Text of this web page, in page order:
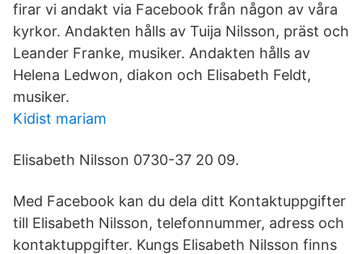
firar vi andakt via Facebook från någon av våra
kyrkor. Andakten hålls av Tuija Nilsson, präst och
Leander Franke, musiker. Andakten hålls av
Helena Ledwon, diakon och Elisabeth Feldt,
musiker.
Kidist mariam
Elisabeth Nilsson 0730-37 20 09.
Med Facebook kan du dela ditt Kontaktuppgifter
till Elisabeth Nilsson, telefonnummer, adress och
kontaktuppgifter. Kungs Elisabeth Nilsson finns